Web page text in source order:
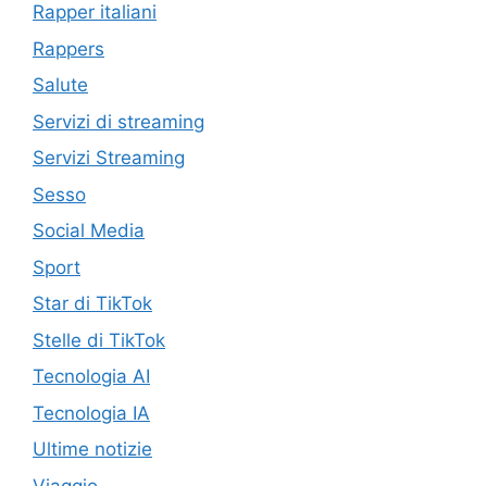
Rapper italiani
Rappers
Salute
Servizi di streaming
Servizi Streaming
Sesso
Social Media
Sport
Star di TikTok
Stelle di TikTok
Tecnologia AI
Tecnologia IA
Ultime notizie